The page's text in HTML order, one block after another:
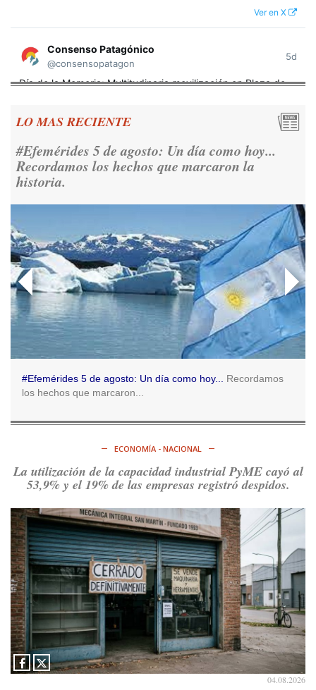
Ver en X
Consenso Patagónico
@consensopatagon
5d
Día de la Memoria: Multitudinaria movilización en Plaza de
Rosada para reivindicar los derechos humanos y la
Ver en X
@consensopatagon
: 📢 MARCHAMOS 📍Desde la ex ESMA
hasta San José 1111, hacia Plaza de Mayo.
https://t.co/o7PaEbKM36
Ver en X
Consenso Patagónico
@consensopatagon
5d
RT @caortega64:https://t.co/q6PsJKqeuz
Consenso Patagónico
derechos y por su organización. Hoy lo vuelven a intentar.
Ver en X
Consenso Patagónico
@consensopatagon
RT@caortega64: A#50AñosDelGolpe, la memoria es
presente y es futuro.https://t.co/uhRcKnCCc5
Ver en X
Consenso Patagónico
@consensopatagon
5d
La crisis en el estrecho de Ormuz: así golpea la guerra con
Irán al petróleohttps://t.co/IInL9uYZvh
LO MAS RECIENTE
#Efemérides 5 de agosto: Un día como hoy...
Recordamos los hechos que marcaron la
historia.
#Efemérides 5 de agosto: Un día como hoy... Recordamos
los hechos que marcaron...
ECONOMÍA - NACIONAL
La utilización de la capacidad industrial PyME cayó al
53,9% y el 19% de las empresas registró despidos.
04.08.2026